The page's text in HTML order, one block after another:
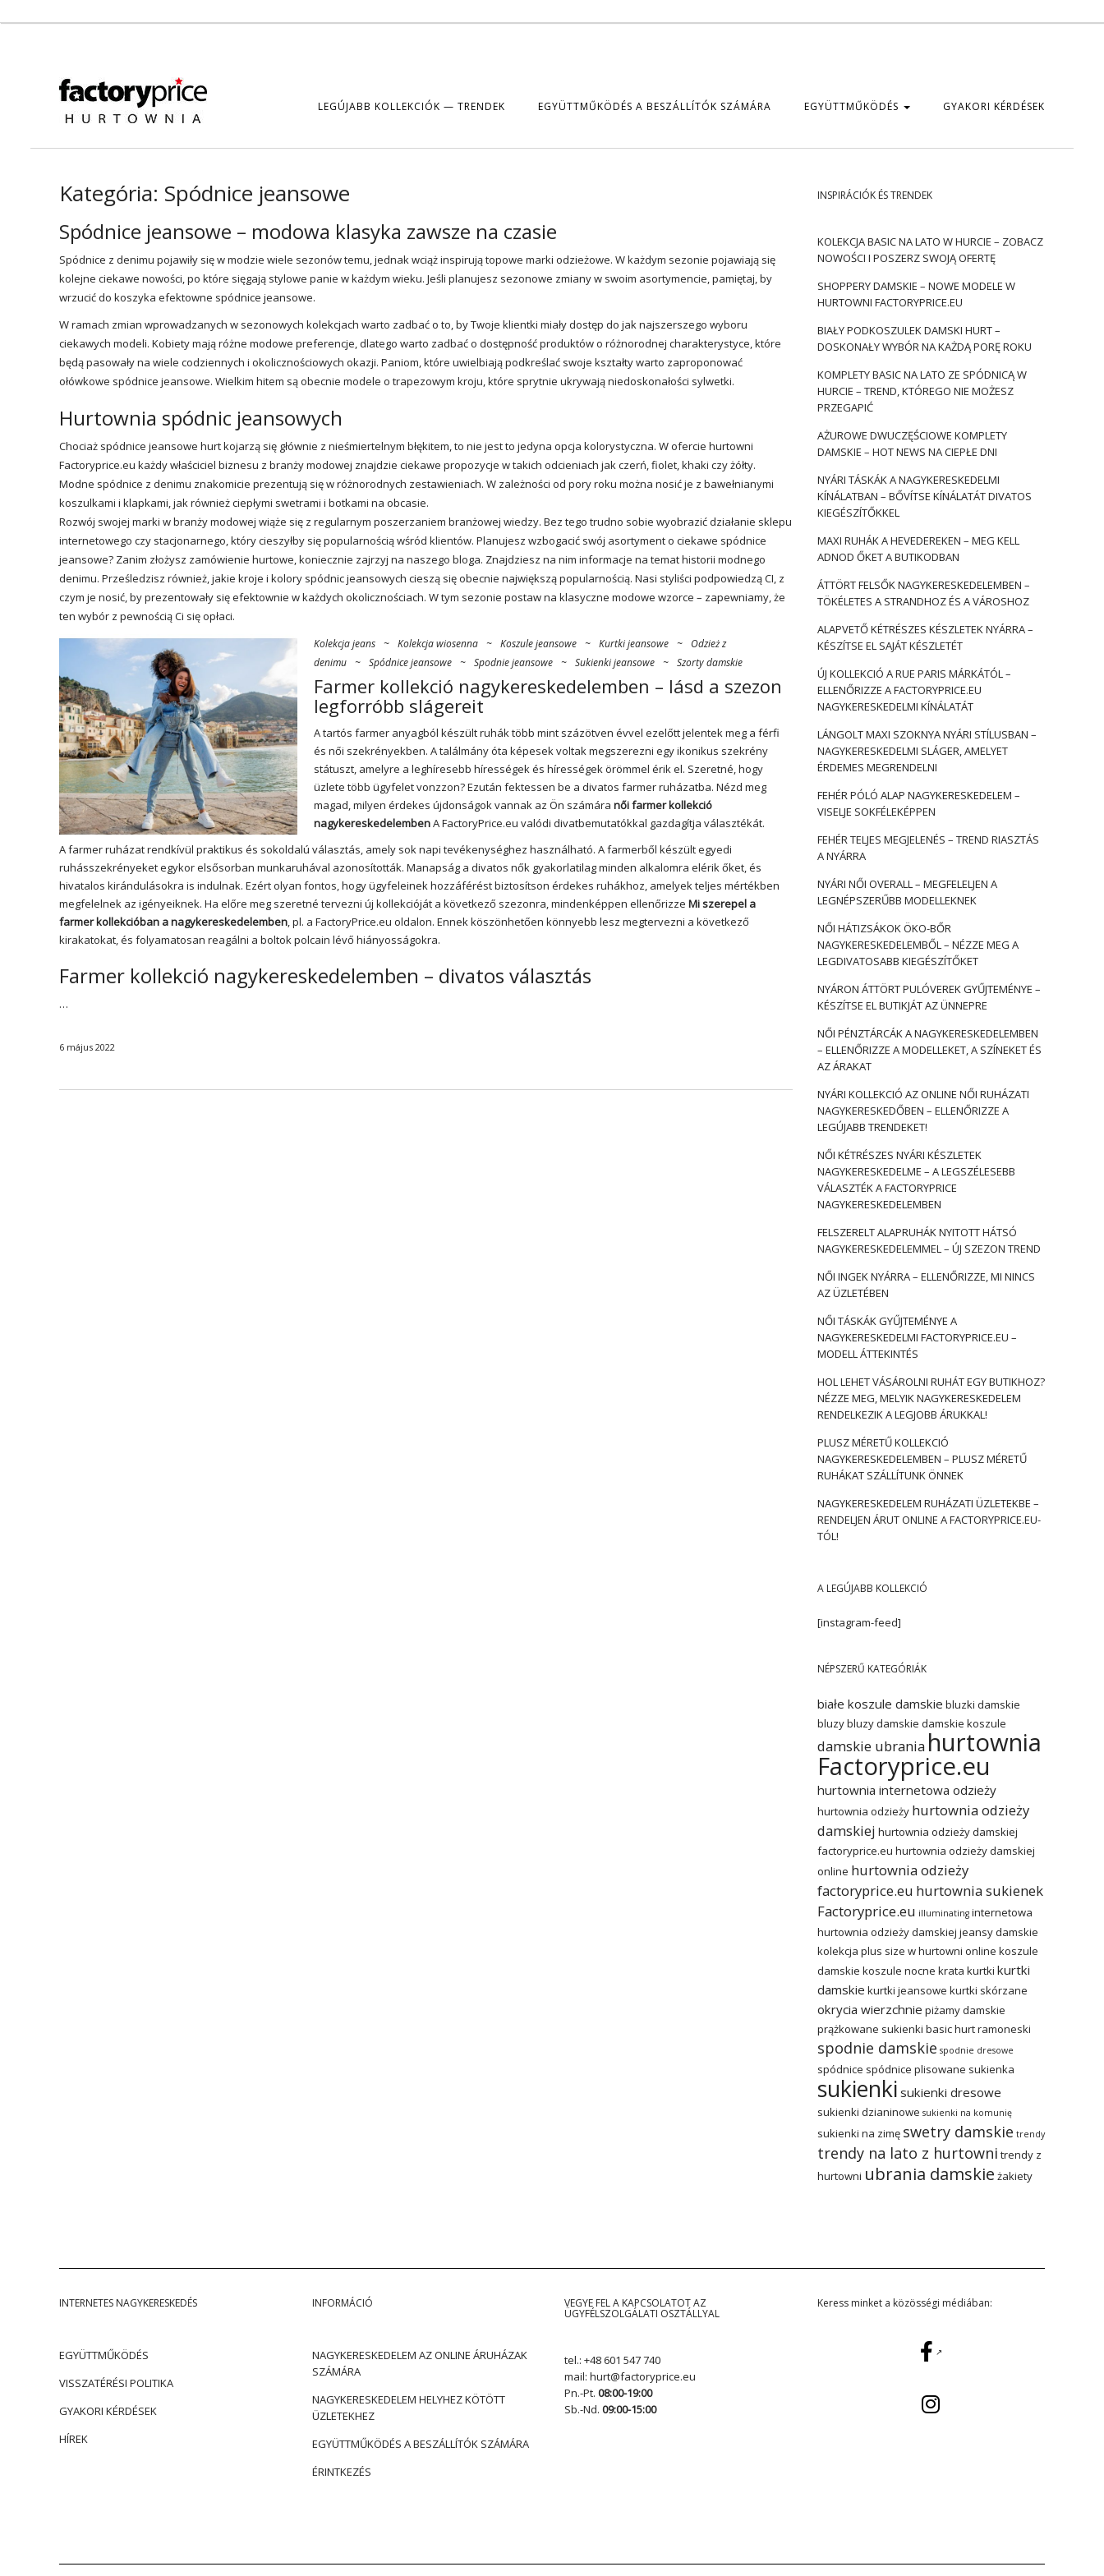
LEGÚJABB KOLLEKCIÓK — TRENDEK EGYÜTTMŰKÖDÉS A BESZÁLLÍTÓK SZÁMÁRA EGYÜTTMŰKÖDÉS GYAKORI KÉRDÉSEK
Kategória: Spódnice jeansowe
Spódnice jeansowe – modowa klasyka zawsze na czasie
Spódnice z denimu pojawiły się w modzie wiele sezonów temu, jednak wciąż inspirują topowe marki odzieżowe. W każdym sezonie pojawiają się
kolejne ciekawe nowości, po które sięgają stylowe panie w każdym wieku. Jeśli planujesz sezonowe zmiany w swoim asortymencie, pamiętaj, by
wrzucić do koszyka efektowne spódnice jeansowe.
W ramach zmian wprowadzanych w sezonowych kolekcjach warto zadbać o to, by Twoje klientki miały dostęp do jak najszerszego wyboru
ciekawych modeli. Kobiety mają różne modowe preferencje, dlatego warto zadbać o dostępność produktów o różnorodnej charakterystyce, które
będą pasowały na wiele codziennych i okolicznościowych okazji. Paniom, które uwielbiają podkreślać swoje kształty warto zaproponować
ołówkowe spódnice jeansowe. Wielkim hitem są obecnie modele o trapezowym kroju, które sprytnie ukrywają niedoskonałości sylwetki.
Hurtownia spódnic jeansowych
Chociaż spódnice jeansowe hurt kojarzą się głównie z nieśmiertelnym błękitem, to nie jest to jedyna opcja kolorystyczna. W ofercie hurtowni
Factoryprice.eu każdy właściciel biznesu z branży modowej znajdzie ciekawe propozycje w takich odcieniach jak czerń, fiolet, khaki czy żółty.
Modne spódnice z denimu znakomicie prezentują się w różnorodnych zestawieniach. W zależności od pory roku można nosić je z bawełnianymi
koszulkami i klapkami, jak również ciepłymi swetrami i botkami na obcasie.
Rozwój swojej marki w branży modowej wiąże się z regularnym poszerzaniem branżowej wiedzy. Bez tego trudno sobie wyobrazić działanie sklepu
internetowego czy stacjonarnego, który cieszyłby się popularnością wśród klientów. Planujesz wzbogacić swój asortyment o ciekawe spódnice
jeansowe? Zanim złożysz zamówienie hurtowe, koniecznie zajrzyj na naszego bloga. Znajdziesz na nim informacje na temat historii modnego
denimu. Prześledzisz również, jakie kroje i kolory spódnic jeansowych cieszą się obecnie największą popularnością. Nasi styliści podpowiedzą CI, z
czym je nosić, by prezentowały się efektownie w każdych okolicznościach. W tym sezonie postaw na klasyczne modowe wzorce – zapewniamy, że
ten wybór z pewnością Ci się opłaci.
Kolekcja jeans ~ Kolekcja wiosenna ~ Koszule jeansowe ~ Kurtki jeansowe ~
Odzież z
denimu ~ Spódnice jeansowe ~ Spodnie jeansowe ~ Sukienki jeansowe ~ Szorty damskie
Farmer kollekció nagykereskedelemben – lásd a szezon
legforróbb slágereit
A tartós farmer anyagból készült ruhák több mint százötven évvel ezelőtt jelentek meg a férfi
és női szekrényekben. A találmány óta képesek voltak megszerezni egy ikonikus szekrény
státuszt, amelyre a leghíresebb hírességek és hírességek örömmel érik el. Szeretné, hogy
üzlete több ügyfelet vonzzon? Ezután fektessen be a divatos farmer ruházatba. Nézd meg
magad, milyen érdekes újdonságok vannak az Ön számára női farmer kollekció
nagykereskedelembenAFactoryPrice.eu valódi divatbemutatókkal gazdagítja választékát.
A farmer ruházat rendkívül praktikus és sokoldalú választás, amely sok napi tevékenységhez használható. A farmerből készült egyedi
ruhásszekrényeket egykor elsősorban munkaruhával azonosították. Manapság a divatos nők gyakorlatilag minden alkalomra elérik őket, és
hivatalos kirándulásokra is indulnak. Ezért olyan fontos, hogy ügyfeleinek hozzáférést biztosítson érdekes ruhákhoz, amelyek teljes mértékben
megfelelnek az igényeiknek. Ha előre meg szeretné tervezni új kollekcióját a következő szezonra, mindenképpen ellenőrizze Mi szerepel a
farmer kollekcióban a nagykereskedelemben, pl. a FactoryPrice.eu oldalon. Ennek köszönhetően könnyebb lesz megtervezni a következő
kirakatokat, és folyamatosan reagálni a boltok polcain lévő hiányosságokra.
Farmer kollekció nagykereskedelemben – divatos választás
…
6 május 2022
INSPIRÁCIÓK ÉS TRENDEK
KOLEKCJA BASIC NA LATO W HURCIE – ZOBACZ
NOWOŚCI I POSZERZ SWOJĄ OFERTĘ
SHOPPERY DAMSKIE – NOWE MODELE W
HURTOWNI FACTORYPRICE.EU
BIAŁY PODKOSZULEK DAMSKI HURT –
DOSKONAŁY WYBÓR NA KAŻDĄ PORĘ ROKU
KOMPLETY BASIC NA LATO ZE SPÓDNICĄ W
HURCIE – TREND, KTÓREGO NIE MOŻESZ
PRZEGAPIĆ
AŻUROWE DWUCZĘŚCIOWE KOMPLETY
DAMSKIE – HOT NEWS NA CIEPŁE DNI
NYÁRI TÁSKÁK A NAGYKERESKEDELMI
KÍNÁLATBAN – BŐVÍTSE KÍNÁLATÁT DIVATOS
KIEGÉSZÍTŐKKEL
MAXI RUHÁK A HEVEDEREKEN – MEG KELL
ADNOD ŐKET A BUTIKODBAN
ÁTTÖRT FELSŐK NAGYKERESKEDELEMBEN –
TÖKÉLETES A STRANDHOZ ÉS A VÁROSHOZ
ALAPVETŐ KÉTRÉSZES KÉSZLETEK NYÁRRA –
KÉSZÍTSE EL SAJÁT KÉSZLETÉT
ÚJ KOLLEKCIÓ A RUE PARIS MÁRKÁTÓL –
ELLENŐRIZZE A FACTORYPRICE.EU
NAGYKERESKEDELMI KÍNÁLATÁT
LÁNGOLT MAXI SZOKNYA NYÁRI STÍLUSBAN –
NAGYKERESKEDELMI SLÁGER, AMELYET
ÉRDEMES MEGRENDELNI
FEHÉR PÓLÓ ALAP NAGYKERESKEDELEM –
VISELJE SOKFÉLEKÉPPEN
FEHÉR TELJES MEGJELENÉS – TREND RIASZTÁS
A NYÁRRA
NYÁRI NŐI OVERALL – MEGFELELJEN A
LEGNÉPSZERŰBB MODELLEKNEK
NŐI HÁTIZSÁKOK ÖKO-BŐR
NAGYKERESKEDELEMBŐL – NÉZZE MEG A
LEGDIVATOSABB KIEGÉSZÍTŐKET
NYÁRON ÁTTÖRT PULÓVEREK GYŰJTEMÉNYE –
KÉSZÍTSE EL BUTIKJÁT AZ ÜNNEPRE
NŐI PÉNZTÁRCÁK A NAGYKERESKEDELEMBEN
– ELLENŐRIZZE A MODELLEKET, A SZÍNEKET ÉS
AZ ÁRAKAT
NYÁRI KOLLEKCIÓ AZ ONLINE NŐI RUHÁZATI
NAGYKERESKEDŐBEN – ELLENŐRIZZE A
LEGÚJABB TRENDEKET!
NŐI KÉTRÉSZES NYÁRI KÉSZLETEK
NAGYKERESKEDELME – A LEGSZÉLESEBB
VÁLASZTÉK A FACTORYPRICE
NAGYKERESKEDELEMBEN
FELSZERELT ALAPRUHÁK NYITOTT HÁTSÓ
NAGYKERESKEDELEMMEL – ÚJ SZEZON TREND
NŐI INGEK NYÁRRA – ELLENŐRIZZE, MI NINCS
AZ ÜZLETÉBEN
NŐI TÁSKÁK GYŰJTEMÉNYE A
NAGYKERESKEDELMI FACTORYPRICE.EU –
MODELL ÁTTEKINTÉS
HOL LEHET VÁSÁROLNI RUHÁT EGY BUTIKHOZ?
NÉZZE MEG, MELYIK NAGYKERESKEDELEM
RENDELKEZIK A LEGJOBB ÁRUKKAL!
PLUSZ MÉRETŰ KOLLEKCIÓ
NAGYKERESKEDELEMBEN – PLUSZ MÉRETŰ
RUHÁKAT SZÁLLÍTUNK ÖNNEK
NAGYKERESKEDELEM RUHÁZATI ÜZLETEKBE –
RENDELJEN ÁRUT ONLINE A FACTORYPRICE.EU-
TÓL!
A LEGÚJABB KOLLEKCIÓ
[instagram-feed]
NÉPSZERŰ KATEGÓRIÁK
białe koszule damskie bluzki damskie
bluzybluzy damskie damskie koszule
damskie ubrania hurtownia
Factoryprice.eu
hurtownia internetowa odzieży
hurtownia odzieży hurtownia odzieży
damskiej hurtownia odzieży damskiej
factoryprice.eu hurtownia odzieży damskiej
online hurtownia odzieży
factoryprice.eu hurtownia sukienek
Factoryprice.eu illuminating internetowa
hurtownia odzieży damskiej jeansy damskie
kolekcja plus size w hurtowni online koszule
damskie koszule nocne krata kurtki kurtki
damskie kurtki jeansowe kurtki skórzane
okrycia wierzchnie piżamy damskie
prążkowane sukienki basic hurtramoneski
spodnie damskie spodnie dresowe
spódnice spódnice plisowane sukienka
sukienki sukienki dresowe
sukienki dzianinowe sukienki na komunię
sukienki na zimę swetry damskie trendy
trendy na lato z hurtowni trendy z
hurtowni ubrania damskie żakiety
INTERNETES NAGYKERESKEDÉS
EGYÜTTMŰKÖDÉS
VISSZATÉRÉSI POLITIKA
GYAKORI KÉRDÉSEK
HÍREK
INFORMÁCIÓ
NAGYKERESKEDELEM AZ ONLINE ÁRUHÁZAK
SZÁMÁRA
NAGYKERESKEDELEM HELYHEZ KÖTÖTT
ÜZLETEKHEZ
EGYÜTTMŰKÖDÉS A BESZÁLLÍTÓK SZÁMÁRA
ÉRINTKEZÉS
VEGYE FEL A KAPCSOLATOT AZ
ÜGYFÉLSZOLGÁLATI OSZTÁLLYAL
tel.: +48 601 547 740
mail: hurt@factoryprice.eu
Pn.-Pt. 08:00-19:00
Sb.-Nd. 09:00-15:00
Keress minket a közösségi médiában: